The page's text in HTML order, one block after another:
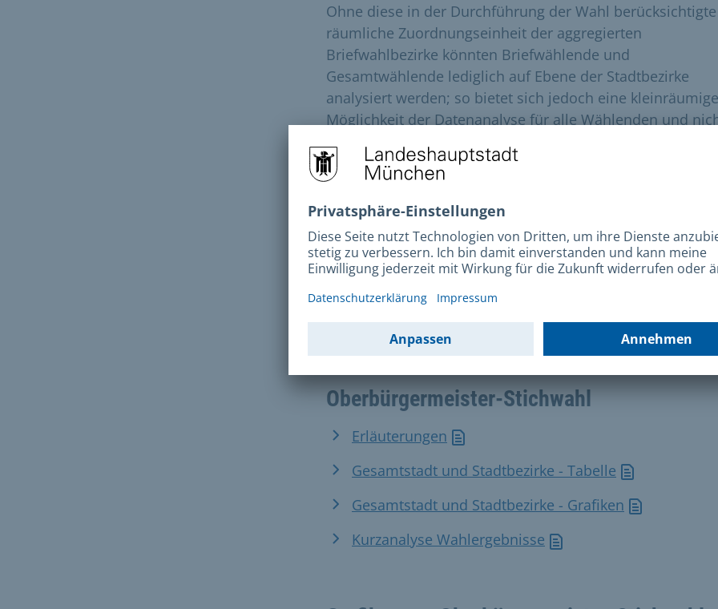
Ohne diese in der Durchführung der Wahl berücksichtigte
räumliche Zuordnungseinheit der aggregierten
Briefwahlbezirke könnten Briefwählende und
Gesamtwählende lediglich auf Ebene der Stadtbezirke
analysiert werden; so bietet sich jedoch eine
Möglichkeit der Datenanalyse für alle Wählenden und
Amtliche Endergebnisse
Hier können Sie die Ergebnisse der Wahl in tabellarischer
grafischer Form sowie als Datendownload abrufen.
Tabellen, Grafiken und Daten:
Oberbürgermeister-Stichwahl
Erläuterungen
Gesamtstadt und Stadtbezirke - Tabelle
Gesamtstadt und Stadtbezirke - Grafiken
Kurzanalyse Wahlergebnisse